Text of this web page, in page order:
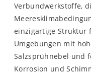
Verbundwerkstoffe,
einzigartige Struktur
Umgebungen mit
Salzsprühnebel und
Korrosion und